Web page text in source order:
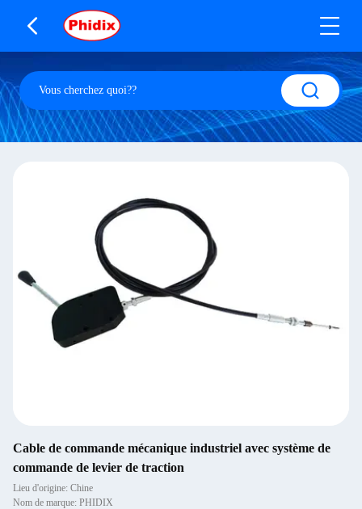
Cable de commande mécanique industriel avec système de
commande de levier de traction
Lieu d'origine: Chine
Nom de marque: PHIDIX